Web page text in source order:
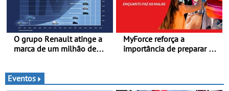
O grupo Renault atinge a
marca de um milhão de
MyForce reforça a
importância de preparar o
Eventos